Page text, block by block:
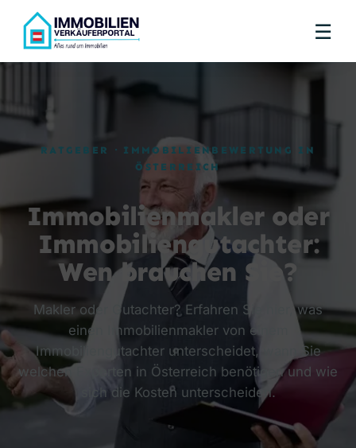
☰
RATGEBER · IMMOBILIENBEWERTUNG IN
ÖSTERREICH
Immobilienmakler oder
Immobiliengutachter:
Wen brauchen Sie?
Makler oder Gutachter? Erfahren Sie hier, was
einen Immobilienmakler von einem
Immobiliengutachter unterscheidet, wann Sie
welchen Experten in Österreich benötigen und wie
sich die Kosten unterscheiden.